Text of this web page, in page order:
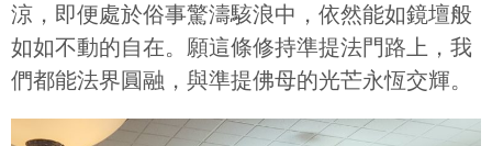
涼，即便處於俗事驚濤駭浪中，依然能如鏡壇般
如如不動的自在。願這條修持準提法門路上，我
們都能法界圓融，與準提佛母的光芒永恆交輝。